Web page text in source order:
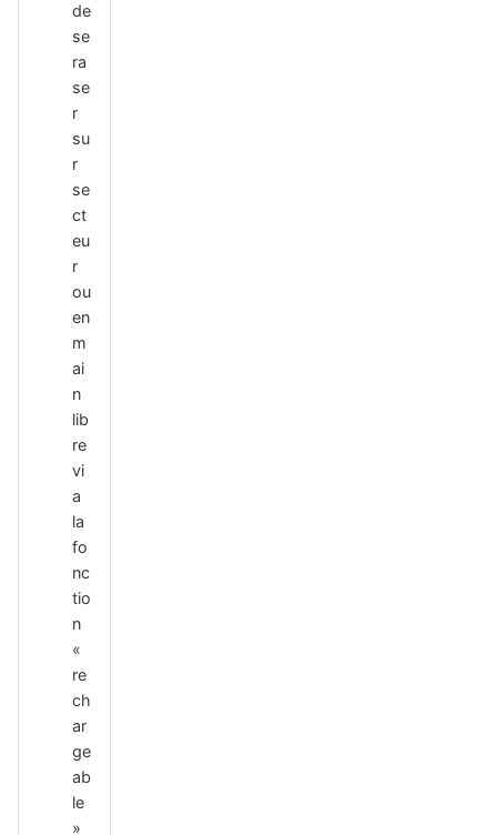
de
se
ra
se
r
su
r
se
ct
eu
r
ou
en
m
ai
n
lib
re
vi
a
la
fo
nc
tio
n
«
re
ch
ar
ge
ab
le
»